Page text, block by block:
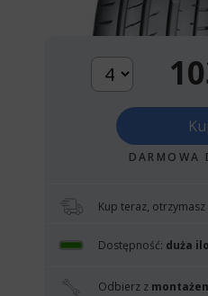
DARMOWA
Kup teraz, otrzymasz
Dostępność: duża
Odbierz z